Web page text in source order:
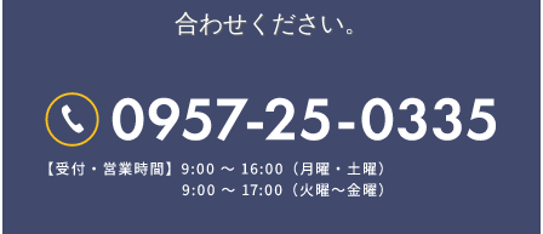
合わせください。